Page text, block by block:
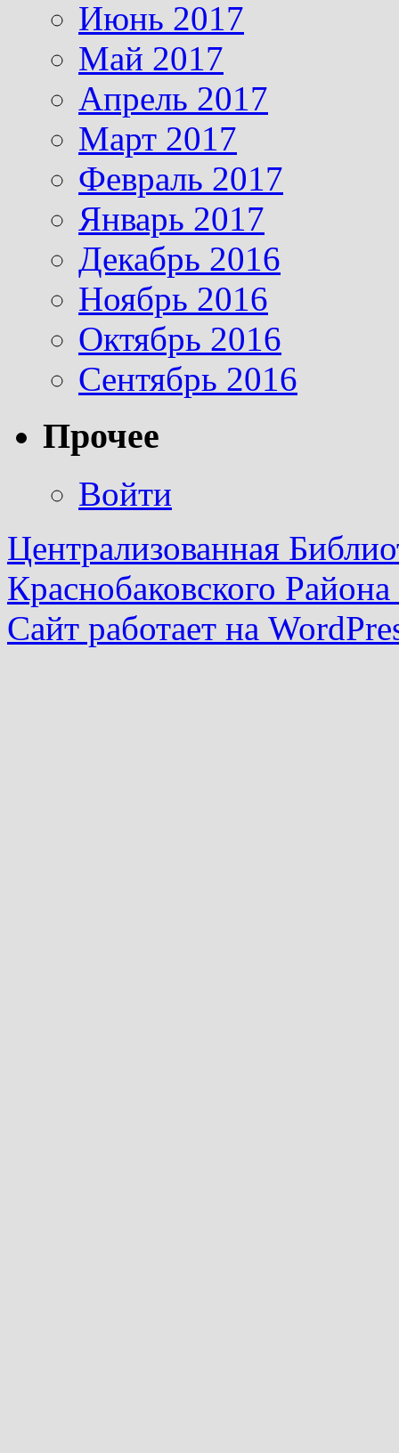
Июнь 2017
Май 2017
Апрель 2017
Март 2017
Февраль 2017
Январь 2017
Декабрь 2016
Ноябрь 2016
Октябрь 2016
Сентябрь 2016
Прочее
Войти
Централизованная
Краснобаковского
Сайт работает на